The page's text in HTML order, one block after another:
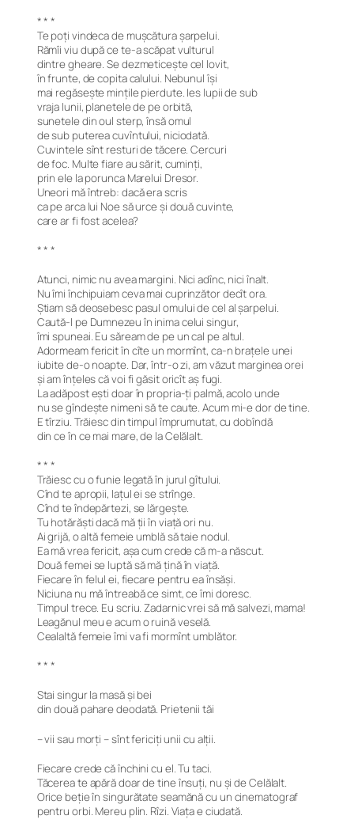
* * *
Te poți vindeca de mușcătura șarpelui.
Rămîi viu după ce te-a scăpat vulturul
dintre gheare. Se dezmeticește cel lovit,
în frunte, de copita calului. Nebunul își
mai regăsește mințile pierdute. Ies lupii de sub
vraja lunii, planetele de pe orbită,
sunetele din oul sterp, însă omul
de sub puterea cuvîntului, niciodată.
Cuvintele sînt resturi de tăcere. Cercuri
de foc. Multe fiare au sărit, cuminți,
prin ele la porunca Marelui Dresor.
Uneori mă întreb: dacă era scris
ca pe arca lui Noe să urce și două cuvinte,
care ar fi fost acelea?
* * *
Atunci, nimic nu avea margini. Nici adînc, nici înalt.
Nu îmi închipuiam ceva mai cuprinzător decît ora.
Știam să deosebesc pasul omului de cel al șarpelui.
Caută-l pe Dumnezeu în inima celui singur,
îmi spuneai. Eu săream de pe un cal pe altul.
Adormeam fericit în cîte un mormînt, ca-n brațele unei
iubite de-o noapte. Dar, într-o zi, am văzut marginea orei
și am înțeles că voi fi găsit oricît aș fugi.
La adăpost ești doar în propria-ți palmă, acolo unde
nu se gîndește nimeni să te caute. Acum mi-e dor de tine.
E tîrziu. Trăiesc din timpul împrumutat, cu dobîndă
din ce în ce mai mare, de la Celălalt.
* * *
Trăiesc cu o funie legată în jurul gîtului.
Cînd te apropii, lațul ei se strînge.
Cînd te îndepărtezi, se lărgește.
Tu hotărăști dacă mă ții în viață ori nu.
Ai grijă, o altă femeie umblă să taie nodul.
Ea mă vrea fericit, așa cum crede că m-a născut.
Două femei se luptă să mă țină în viață.
Fiecare în felul ei, fiecare pentru ea însăși.
Niciuna nu mă întreabă ce simt, ce îmi doresc.
Timpul trece. Eu scriu. Zadarnic vrei să mă salvezi, mama!
Leagănul meu e acum o ruină veselă.
Cealaltă femeie îmi va fi mormînt umblător.
* * *
Stai singur la masă și bei
din două pahare deodată. Prietenii tăi
– vii sau morți – sînt fericiți unii cu alții.
Fiecare crede că închini cu el. Tu taci.
Tăcerea te apără doar de tine însuți, nu și de Celălalt.
Orice beție în singurătate seamănă cu un cinematograf
pentru orbi. Mereu plin. Rîzi. Viața e ciudată.